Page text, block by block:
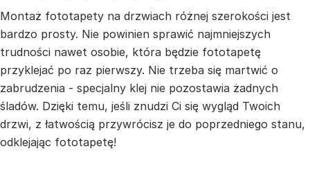
Montaż fototapety na drzwiach różnej szerokości jest
bardzo prosty. Nie powinien sprawić najmniejszych
trudności nawet osobie, która będzie fototapetę
przyklejać po raz pierwszy. Nie trzeba się martwić o
zabrudzenia - specjalny klej nie pozostawia żadnych
śladów. Dzięki temu, jeśli znudzi Ci się wygląd Twoich
drzwi, z łatwością przywrócisz je do poprzedniego stanu,
odklejając fototapetę!